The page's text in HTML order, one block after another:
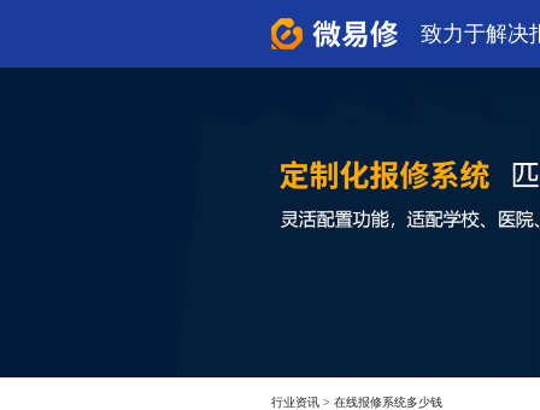
致力于解决
行业资讯 > 在线报修系统多少钱